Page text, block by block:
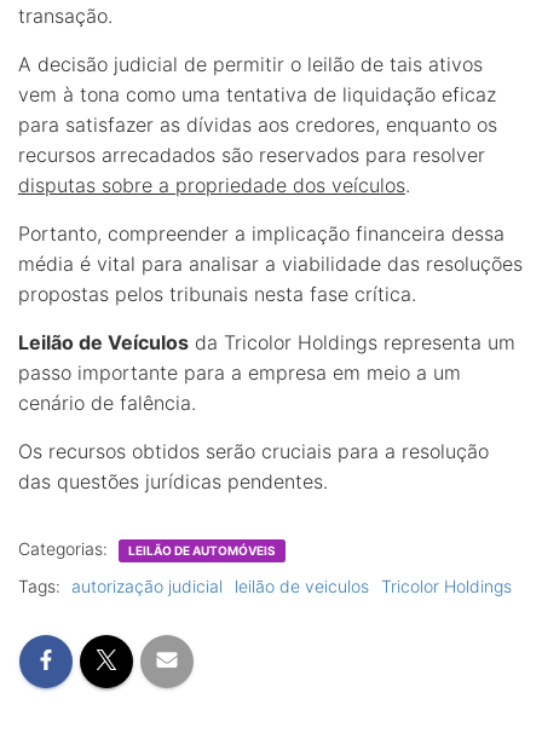
transação.
A decisão judicial de permitir o leilão de tais ativos
vem à tona como uma tentativa de liquidação eficaz
para satisfazer as dívidas aos credores, enquanto os
recursos arrecadados são reservados para resolver
disputas sobre a propriedade dos veículos.
Portanto, compreender a implicação financeira dessa
média é vital para analisar a viabilidade das resoluções
propostas pelos tribunais nesta fase crítica.
Leilão de Veículos da Tricolor Holdings representa um
passo importante para a empresa em meio a um
cenário de falência.
Os recursos obtidos serão cruciais para a resolução
das questões jurídicas pendentes.
Categorias: LEILÃO DE AUTOMÓVEIS
Tags: autorização judicial leilão de veiculos Tricolor Holdings